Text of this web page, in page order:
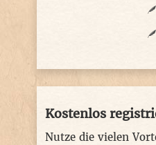
Kostenlos
Nutze die vielen